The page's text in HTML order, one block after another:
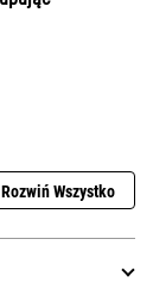
Rozwiń Wszystko